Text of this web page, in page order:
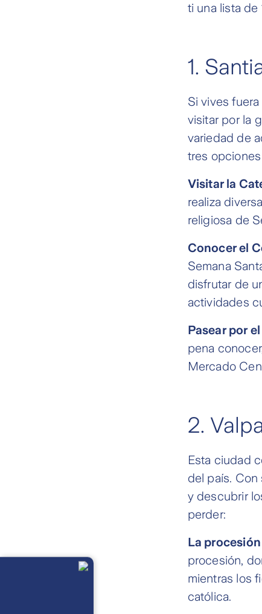
ti una lista
1.
Si vives
visitar por la
variedad de
tres
Visitar la
realiza
religiosa de
Conocer el
Semana
disfrutar de
actividades
Pasear por
pena
Mercado
2.
Esta ciudad
del país.
y descubrir
perder:
La
procesión,
mientras los
católica.
Llámanos